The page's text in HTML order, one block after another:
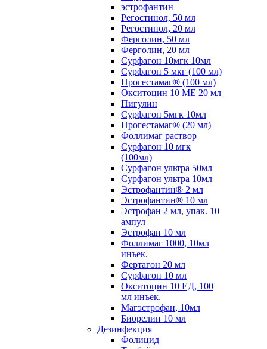
эстрофантин
Регостинол, 50 мл
Регостинол, 20 мл
Ферголин, 50 мл
Ферголин, 20 мл
Сурфагон 10мгк 10мл
Сурфагон 5 мкг (100 мл)
Прогестамаг® (100 мл)
Окситоцин 10 МЕ 20 мл
Пигулин
Сурфагон 5мгк 10мл
Прогестамаг® (20 мл)
Фоллимаг раствор
Сурфагон 10 мгк
(100мл)
Сурфагон ультра 50мл
Сурфагон ультра 10мл
Эстрофантин® 2 мл
Эстрофантин® 10 мл
Эстрофан 2 мл, упак. 10
ампул
Эстрофан 10 мл
Фоллимаг 1000, 10мл
инъек.
Фертагон 20 мл
Сурфагон 10 мл
Окситоцин 10 ЕД, 100
мл инъек.
Магэстрофан, 10мл
Биорелин 10 мл
Дезинфекция
Фолицид